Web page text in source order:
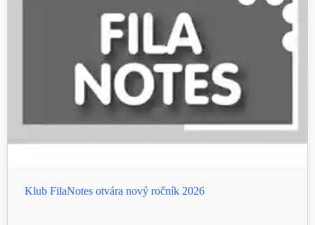
Klub FilaNotes otvára nový ročník 2026